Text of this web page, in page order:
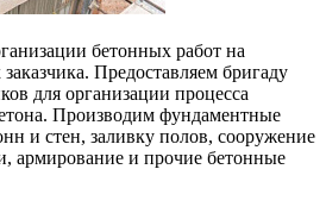
бетонных работ на
Предоставляем бригаду
для организации процесса
Производим фундаментные
и стен, заливку полов, сооружение
армирование и прочие бетонные